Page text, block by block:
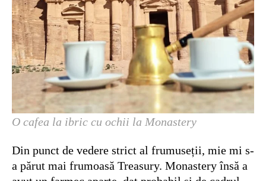
O cafea la ibric cu ochii la Monastery
Din punct de vedere strict al frumuseții, mie mi s-
a părut mai frumoasă Treasury. Monastery însă a